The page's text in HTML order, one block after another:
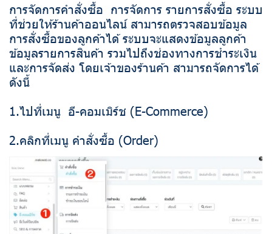
การจัดการคำสั่งซื้อ การจัดการ รายการสั่งซื้อ ระบบ
ที่ช่วยให้ร้านค้าออนไลน์ สามารถตรวจสอบข้อมูล
การสั่งซื้อของลูกค้าได้ ระบบจะแสดงข้อมูลลูกค้า
ข้อมูลรายการสินค้า รวมไปถึงช่องทางการชำระเงิน
และการจัดส่ง โดยเจ้าของร้านค้า สามารถจัดการได้
ดังนี้
1.ไปที่เมนู อี-คอมเมิร์ช (E-Commerce)
2.คลิกที่เมนู คำสั่งซื้อ (Order)